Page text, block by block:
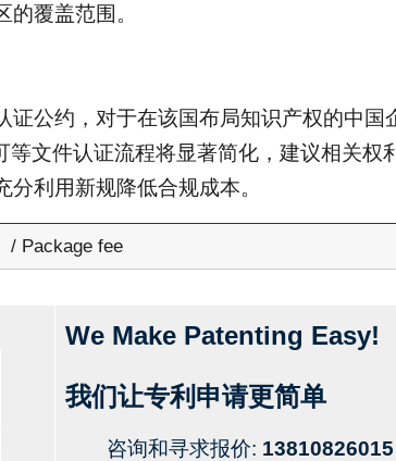
覆盖范围。
证公约，对于在该国布局知识产权的中国
等文件认证流程将显著简化，建议相关权
利用新规降低合规成本。
/ Package fee
We Make Patenting Easy!
我们让专利申请更简单
咨询和寻求报价: 13810826015